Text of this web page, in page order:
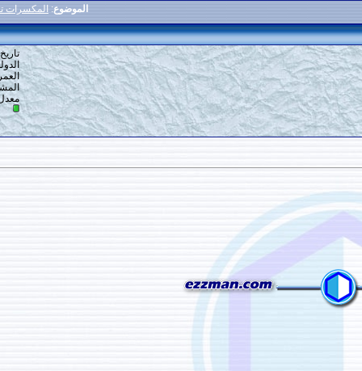
المكسرات تقييك من مرض الزهايمر
#
8
تاريخ التسجيل: 21-01-2019
الدولة: العاصمه
العمر: 27
المشاركات: 15
معدل تقييم المستوى: 0